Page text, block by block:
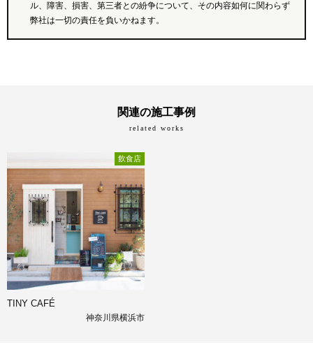
ル、障害、損害、第三者との紛争について、その内容如何に関わらず
弊社は一切の責任を負いかねます。
関連の施工事例
related works
飲食店
TINY CAFÉ
神奈川県横浜市